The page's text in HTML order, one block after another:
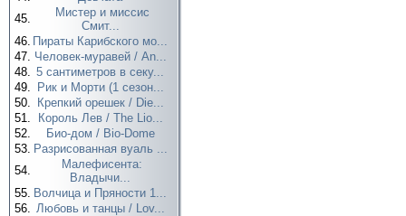
45.
Мистер и миссис
Смит...
46. Пираты Карибского мо...
47. Человек-муравей / An...
48. 5 сантиметров в секу...
49.
Рик и Морти (1 сезон...
50.
Крепкий орешек / Die...
51.
Король Лев / The Lio...
52.
Био-дом / Bio-Dome
53. Разрисованная вуаль ...
54.
Малефисента:
Владычи...
55. Волчица и Пряности 1...
56. Любовь и танцы / Lov...